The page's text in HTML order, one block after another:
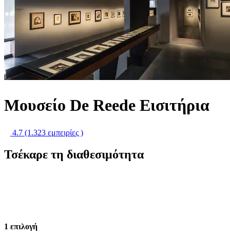
Μουσείο De Reede Εισιτήρια
4.7 (1.323 εμπειρίες )
Τσέκαρε τη διαθεσιμότητα
1 επιλογή